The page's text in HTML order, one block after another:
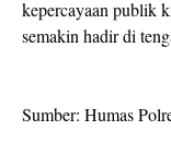
kepercayaan publik
semakin hadir di
Sumber: Humas